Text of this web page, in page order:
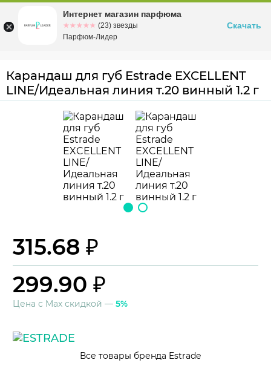
Омскул. Заозерная, 11, к. 1
Карандаш для губ Estrade EXCELLENT
LINE/Идеальная линия т.20 винный 1.2 г
315.68 ₽
299.90 ₽
Цена с Max скидкой — 5%
Все товары бренда Estrade
Интернет магазин парфюма
☆☆☆☆☆
★★★★★ (23) звезды
Парфюм-Лидер
Скачать